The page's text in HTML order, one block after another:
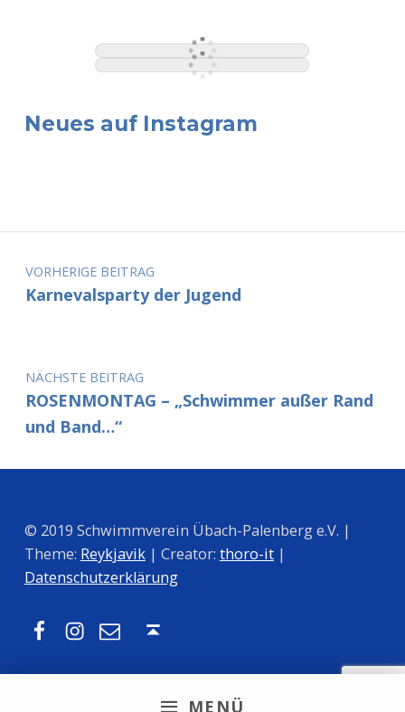
MENÜ
Neues auf Instagram
Beitragsnavigation
VORHERIGE BEITRAG
Karnevalsparty der Jugend
NÄCHSTE BEITRAG
ROSENMONTAG – „Schwimmer außer Rand
und Band…“
© 2019 Schwimmverein Übach-Palenberg e.V. |
Theme: Reykjavik| Creator: thoro-it|
Datenschutzerklärung
Facebook